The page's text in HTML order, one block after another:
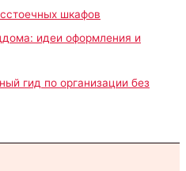
шкафов
идеи оформления и
гид по организации без